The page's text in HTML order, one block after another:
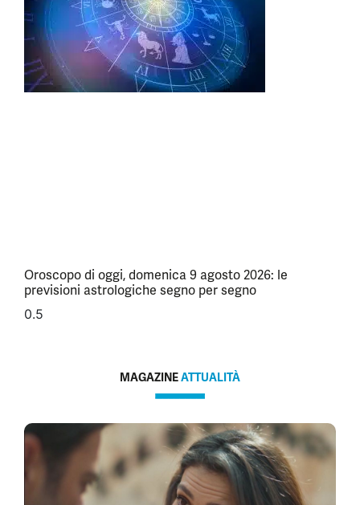
Oroscopo di oggi, domenica 9 agosto 2026: le
previsioni astrologiche segno per segno
MAGAZINEATTUALITÀ